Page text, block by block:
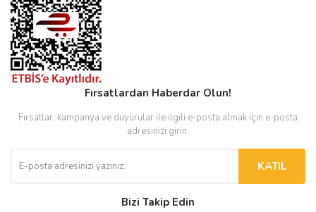
Fırsatlardan Haberdar Olun!
Fırsatlar, kampanya ve duyurular ile ilgili e-posta almak için e-posta
adresinizi girin.
KATIL
Bizi Takip Edin